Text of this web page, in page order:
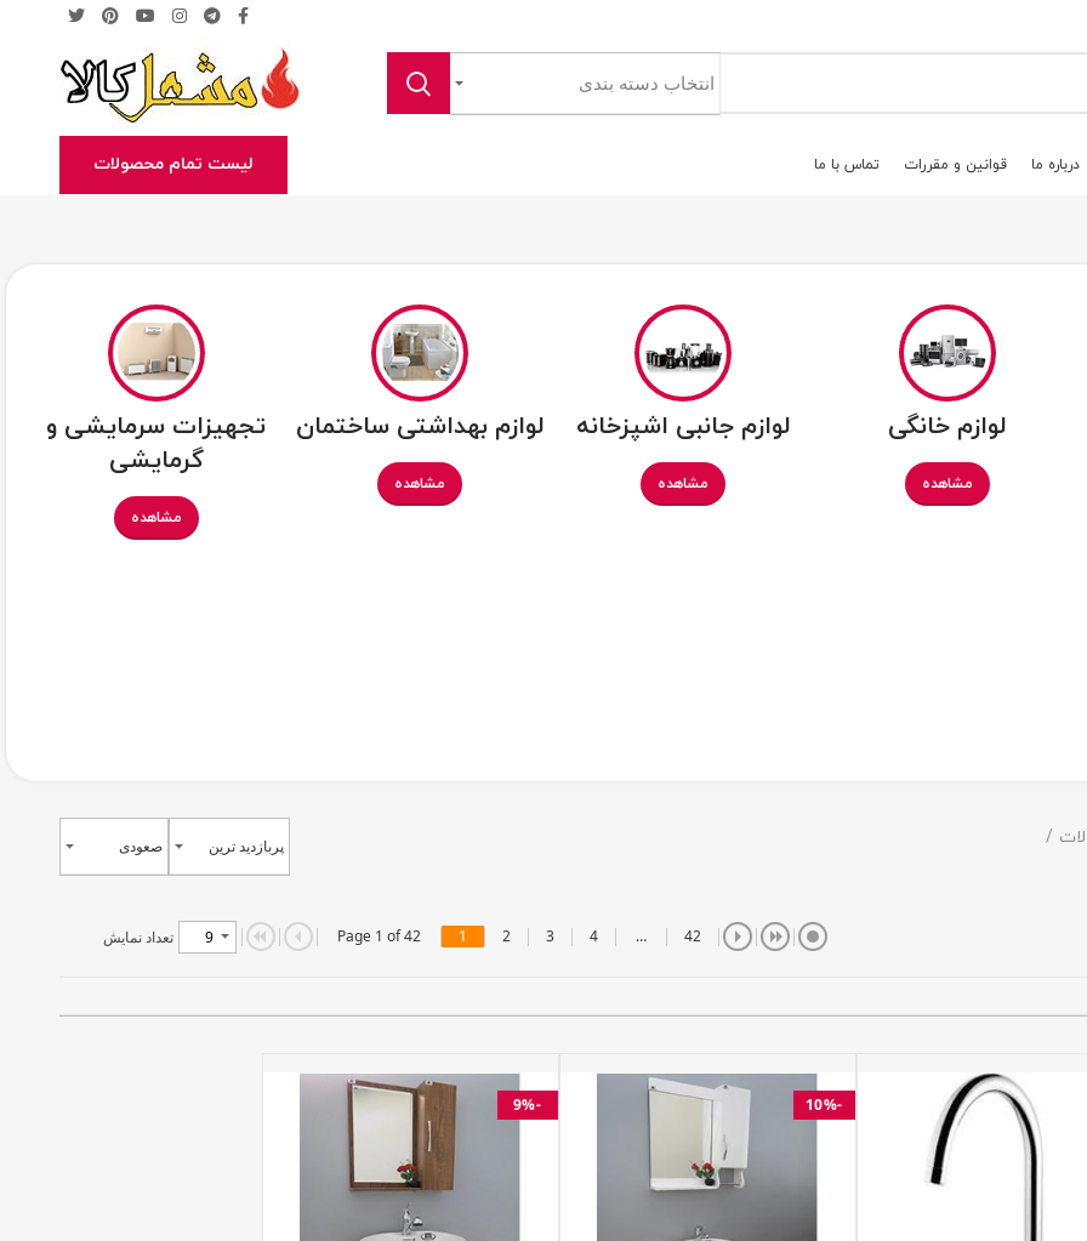
درباره ما قوانين و مقررات تماس با ما لیست تمام محصولات
لوازم خانگی
مشاهده
لوازم جانبی اشپزخانه
مشاهده
لوازم بهداشتی ساختمان
مشاهده
تجهیزات سرمایشی و
گرمایشی
مشاهده
تعداد نمایش Page 1 of 42 1 2 3 4 … 42
-10%
-9%